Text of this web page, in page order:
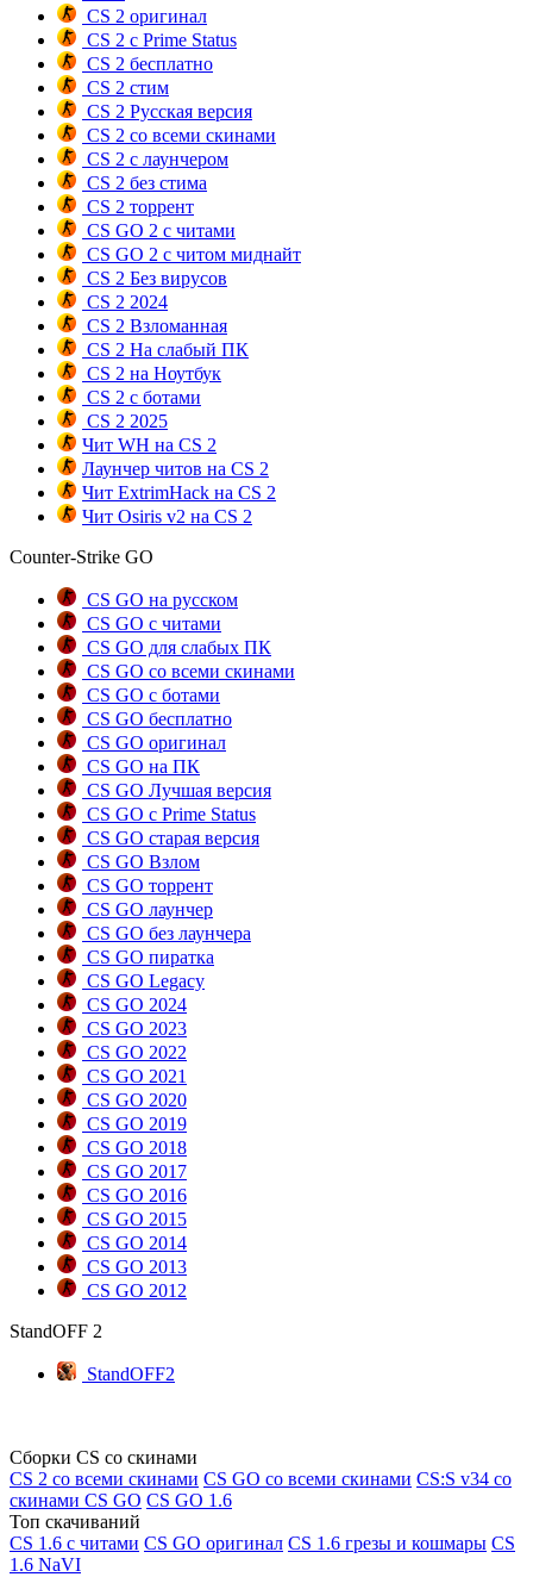
CS 2 оригинал
CS 2 с Prime Status
CS 2 бесплатно
CS 2 стим
CS 2 Русская версия
CS 2 со всеми скинами
CS 2 с лаунчером
CS 2 без стима
CS 2 торрент
CS GO 2 с читами
CS GO 2 с читом миднайт
CS 2 Без вирусов
CS 2 2024
CS 2 Взломанная
CS 2 На слабый ПК
CS 2 на Ноутбук
CS 2 с ботами
CS 2 2025
Чит WH на CS 2
Лаунчер читов на CS 2
Чит ExtrimHack на CS 2
Чит Osiris v2 на CS 2
Counter-Strike GO
CS GO на русском
CS GO с читами
CS GO для слабых ПК
CS GO со всеми скинами
CS GO с ботами
CS GO бесплатно
CS GO оригинал
CS GO на ПК
CS GO Лучшая версия
CS GO с Prime Status
CS GO старая версия
CS GO Взлом
CS GO торрент
CS GO лаунчер
CS GO без лаунчера
CS GO пиратка
CS GO Legacy
CS GO 2024
CS GO 2023
CS GO 2022
CS GO 2021
CS GO 2020
CS GO 2019
CS GO 2018
CS GO 2017
CS GO 2016
CS GO 2015
CS GO 2014
CS GO 2013
CS GO 2012
StandOFF 2
StandOFF2
Сборки CS со скинами
CS 2 со всеми скинами CS GO со всеми скинами CS:S v34 со
скинами CS GO CS GO 1.6
Топ скачиваний
CS 1.6 с читами CS GO оригинал CS 1.6 грезы и кошмары CS
1.6 NaVI